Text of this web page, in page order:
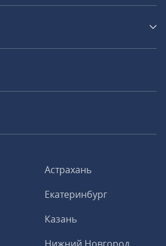
Астрахань
Екатеринбург
Казань